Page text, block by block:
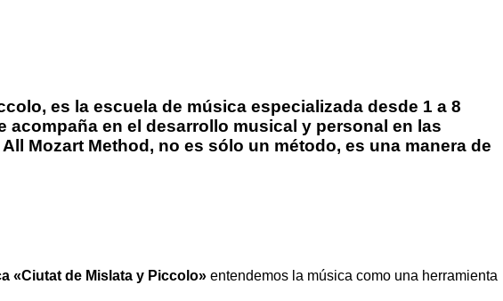
es la escuela de música especializada desde 1 a 8
en el desarrollo musical y personal en las
Mozart Method, no es sólo un método, es una manera de
«Ciutat de Mislata y Piccolo» entendemos la música como una herramienta